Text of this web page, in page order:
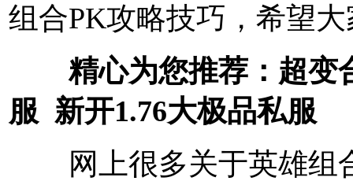
组合PK攻略技巧，希望
精心为您推荐 ： 超变
服 新开1.76大极品私服
网上很多关于英雄组